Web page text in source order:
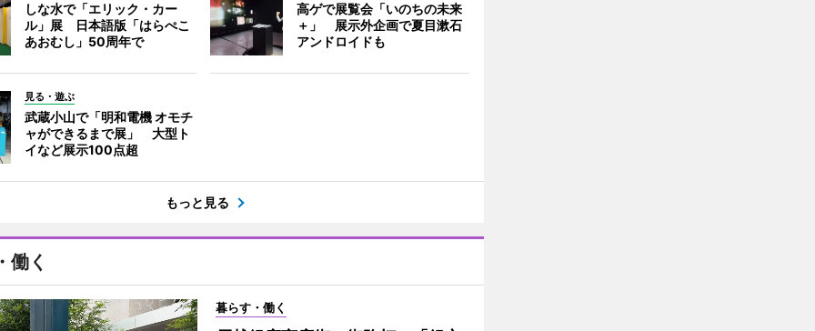
しな水で「エリック・カー
ル」展 日本語版「はらぺこ
あおむし」50周年で
高ゲで展覧会「いのちの未来
＋」 展示外企画で夏目漱石
アンドロイドも
見る・遊ぶ
武蔵小山で「明和電機 オモチ
ャができるまで展」 大型ト
イなど展示100点超
もっと見る
働く
暮らす・働く